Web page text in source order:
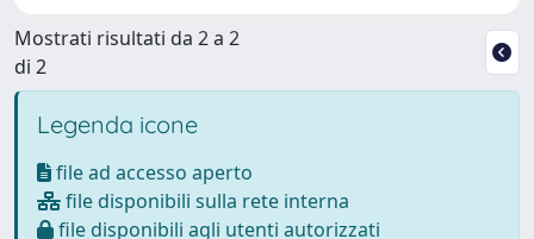
Mostrati risultati da 2 a 2
di 2
Legenda icone
file ad accesso aperto
file disponibili sulla rete interna
file disponibili agli utenti autorizzati